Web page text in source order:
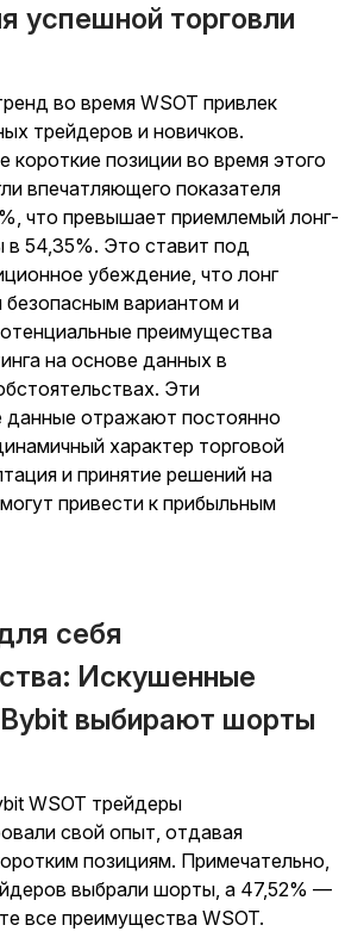
успешной торговли
во время WSOT привлек
трейдеров и новичков.
позиции во время этого
впечатляющего показателя
что превышает приемлемый лонг-
в 54,35%. Это ставит под
убеждение, что лонг
безопасным вариантом и
преимущества
на основе данных в
Эти
данные отражают постоянно
характер торговой
и принятие решений на
привести к прибыльным
себя
Искушенные
выбирают шорты
WSOT трейдеры
свой опыт, отдавая
позициям. Примечательно,
выбрали шорты, а 47,52% —
все преимущества WSOT.